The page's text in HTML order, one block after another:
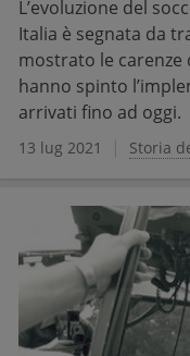
L’evoluzione del
Italia è segnata da
mostrato le
hanno spinto
arrivati fino ad oggi.
13 lug 2021 Storia